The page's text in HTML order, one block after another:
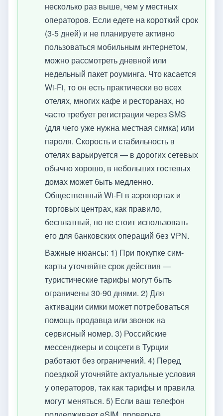
несколько раз выше, чем у местных
операторов. Если едете на короткий срок
(3-5 дней) и не планируете активно
пользоваться мобильным интернетом,
можно рассмотреть дневной или
недельный пакет роуминга. Что касается
Wi-Fi, то он есть практически во всех
отелях, многих кафе и ресторанах, но
часто требует регистрации через SMS
(для чего уже нужна местная симка) или
пароля. Скорость и стабильность в
отелях варьируется — в дорогих сетевых
обычно хорошо, в небольших гостевых
домах может быть медленно.
Общественный Wi-Fi в аэропортах и
торговых центрах, как правило,
бесплатный, но не стоит использовать
его для банковских операций без VPN.
Важные нюансы: 1) При покупке сим-
карты уточняйте срок действия —
туристические тарифы могут быть
ограничены 30-90 днями. 2) Для
активации симки может потребоваться
помощь продавца или звонок на
сервисный номер. 3) Российские
мессенджеры и соцсети в Турции
работают без ограничений. 4) Перед
поездкой уточняйте актуальные условия
у операторов, так как тарифы и правила
могут меняться. 5) Если ваш телефон